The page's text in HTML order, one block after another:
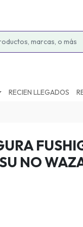
RECIEN LLEGADOS
NO